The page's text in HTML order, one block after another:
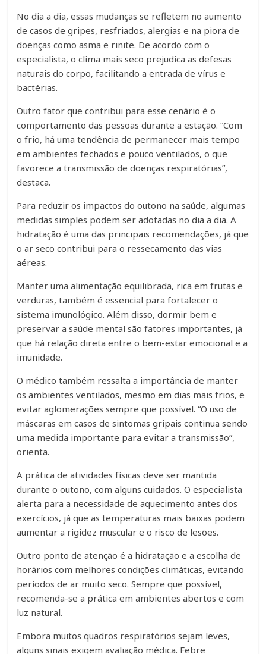
No dia a dia, essas mudanças se refletem no aumento
de casos de gripes, resfriados, alergias e na piora de
doenças como asma e rinite. De acordo com o
especialista, o clima mais seco prejudica as defesas
naturais do corpo, facilitando a entrada de vírus e
bactérias.
Outro fator que contribui para esse cenário é o
comportamento das pessoas durante a estação. “Com
o frio, há uma tendência de permanecer mais tempo
em ambientes fechados e pouco ventilados, o que
favorece a transmissão de doenças respiratórias”,
destaca.
Para reduzir os impactos do outono na saúde, algumas
medidas simples podem ser adotadas no dia a dia. A
hidratação é uma das principais recomendações, já que
o ar seco contribui para o ressecamento das vias
aéreas.
Manter uma alimentação equilibrada, rica em frutas e
verduras, também é essencial para fortalecer o
sistema imunológico. Além disso, dormir bem e
preservar a saúde mental são fatores importantes, já
que há relação direta entre o bem-estar emocional e a
imunidade.
O médico também ressalta a importância de manter
os ambientes ventilados, mesmo em dias mais frios, e
evitar aglomerações sempre que possível. “O uso de
máscaras em casos de sintomas gripais continua sendo
uma medida importante para evitar a transmissão”,
orienta.
A prática de atividades físicas deve ser mantida
durante o outono, com alguns cuidados. O especialista
alerta para a necessidade de aquecimento antes dos
exercícios, já que as temperaturas mais baixas podem
aumentar a rigidez muscular e o risco de lesões.
Outro ponto de atenção é a hidratação e a escolha de
horários com melhores condições climáticas, evitando
períodos de ar muito seco. Sempre que possível,
recomenda-se a prática em ambientes abertos e com
luz natural.
Embora muitos quadros respiratórios sejam leves,
alguns sinais exigem avaliação médica. Febre